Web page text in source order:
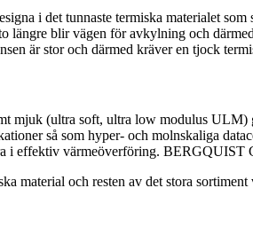
i det tunnaste termiska materialet
längre blir vägen för avkylning och
är stor och därmed kräver en tjock
mjuk (ultra soft, ultra low modulus ULM)
så som hyper- och molnskaliga
i effektiv värmeöverföring.
material och resten av det stora sortiment